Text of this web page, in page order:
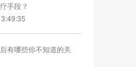
手段？
有哪些你不知道的关